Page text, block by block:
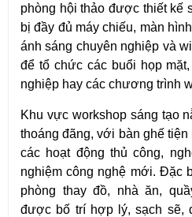
phòng hội thảo được thiết kế
bị đầy đủ máy chiếu, màn
ánh sáng chuyên nghiệp và
để tổ chức các buổi họp
nghiệp hay các chương trình
Khu vực workshop sáng tạo
thoáng đãng, với bàn ghế
các hoạt động thủ công,
nghiệm công nghệ mới. Đặc
phòng thay đồ, nhà ăn,
được bố trí hợp lý, sạch sẽ,